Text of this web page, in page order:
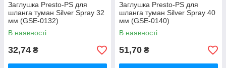
Заглушка Presto-PS для
шланга туман Silver Spray 32
мм (GSE-0132)
В наявності
32,74 ₴
Заглушка Presto-PS для
шланга туман Silver Spray 40
мм (GSE-0140)
В наявності
51,70 ₴